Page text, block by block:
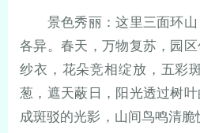
景色秀丽：这里三面环山
各异。春天，万物复苏，园
纱衣，花朵竞相绽放，五彩
葱，遮天蔽日，阳光透过树
成斑驳的光影，山间鸟鸣清